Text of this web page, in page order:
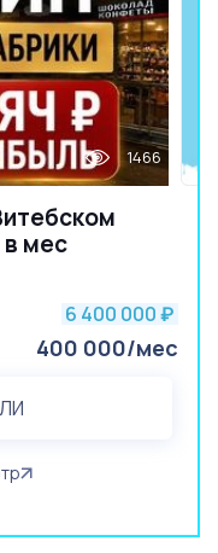
мес
1466
6 400 000 ₽
400 000/мес